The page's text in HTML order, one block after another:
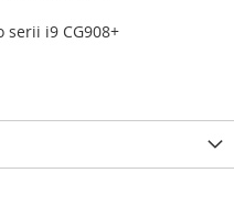
serii i9 CG908+